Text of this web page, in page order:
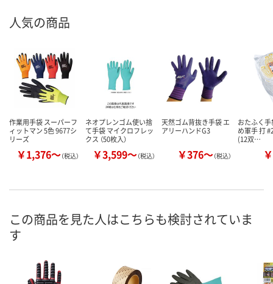
人気の商品
作業用手袋 スーパーフ
ィットマン 5色 9677シ
リーズ
￥1,376～（税込）
ネオプレンゴム使い捨
て手袋 マイクロフレッ
クス （50枚入）
￥3,599～（税込）
天然ゴム背抜き手袋 エ
アリーハンドG3
￥376～（税込）
おたふく
め軍手 打
(12双…
この商品を見た人はこちらも検討されていま
す